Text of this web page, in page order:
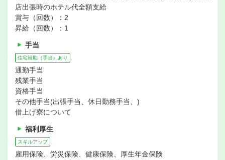
店出張時のホテル代全額支給
賞与（回数）：2
昇給（回数）：1
手当
住宅補助（手当）あり
通勤手当
残業手当
資格手当
その他手当(出張手当、休日勤務手当、)
借上げ寮について
福利厚生
スキルアップ
雇用保険、労災保険、健康保険、厚生年金保険